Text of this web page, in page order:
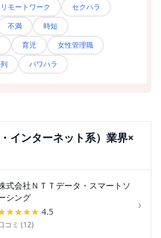
リモートワーク
セクハラ
不満
時短
育児
女性管理職
パワハラ
インターネット系） 業界×
式会社ＮＴＴデータ・スマートソ
シング
★★★★ 4.5
コミ (12)
›